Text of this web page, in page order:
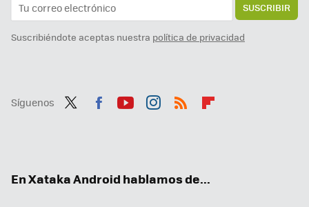
SUSCRIBIR
Suscribiéndote aceptas nuestra política de privacidad
Síguenos
En Xataka Android hablamos de...